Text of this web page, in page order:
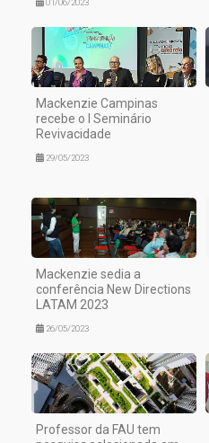
01/06/2023
Mackenzie Campinas
recebe o I Seminário
Revivacidade
29/05/2023
Mackenzie sedia a
conferência New Directions
LATAM 2023
26/05/2023
Professor da FAU tem